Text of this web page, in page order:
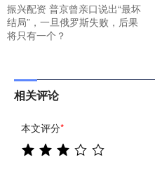
振兴配资 普京曾亲口说出“最坏
结局”，一旦俄罗斯失败，后果
将只有一个？
相关评论
本文评分*